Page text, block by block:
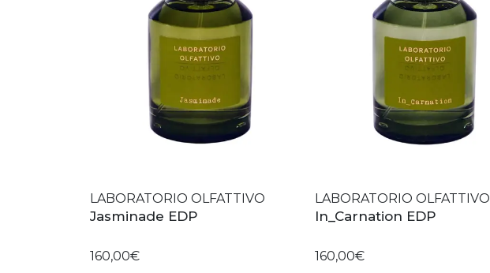
LABORATORIO OLFATTIVO
Jasminade EDP
160,00€
LABORATORIO OLFATTIVO
In_Carnation EDP
160,00€